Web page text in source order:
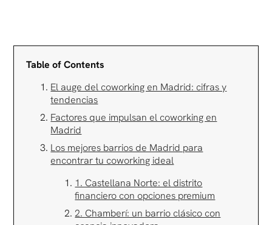
Table of Contents
El auge del coworking en Madrid: cifras y
tendencias
Factores que impulsan el coworking en
Madrid
Los mejores barrios de Madrid para
encontrar tu coworking ideal
1. Castellana Norte: el distrito
financiero con opciones premium
2. Chamberí: un barrio clásico con